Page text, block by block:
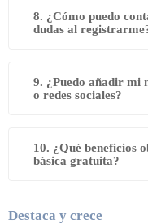
8. ¿Cómo puedo
dudas al
9. ¿Puedo añadir mi
o redes sociales?
10. ¿Qué beneficios
básica gratuita?
Destaca y crece